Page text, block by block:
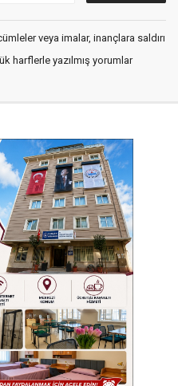
veya imalar, inançlara saldırı
harflerle yazılmış yorumlar